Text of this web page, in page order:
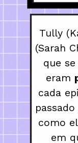
Tully
(Sarah
que
eram
cada
como
em